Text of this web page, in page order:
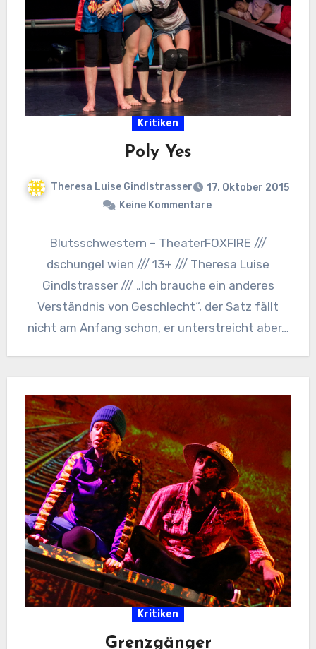
Kritiken
Poly Yes
Theresa Luise Gindlstrasser
17. Oktober 2015
Keine Kommentare
Blutsschwestern – TheaterFOXFIRE ///
dschungel wien /// 13+ /// Theresa Luise
Gindlstrasser /// „Ich brauche ein anderes
Verständnis von Geschlecht“, der Satz fällt
nicht am Anfang schon, er unterstreicht aber…
Kritiken
Grenzgänger